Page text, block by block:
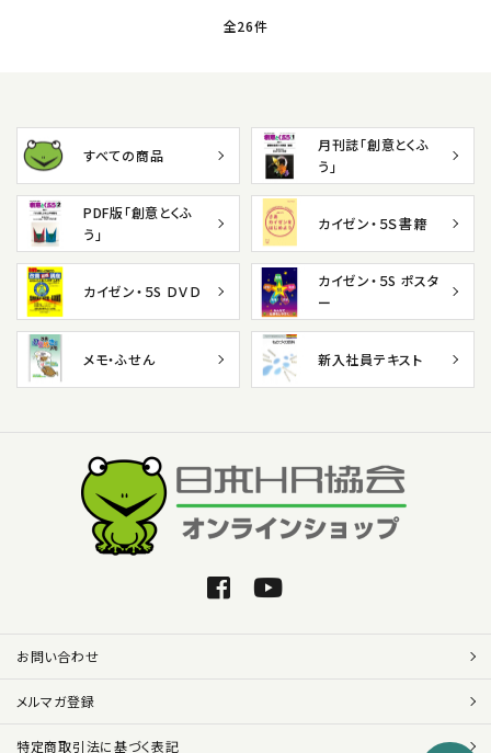
全26件
すべての商品
月刊誌「創意とくふ
う」
PDF版「創意とくふ
う」
カイゼン・５Ｓ書籍
カイゼン・５S ＤＶＤ
カイゼン・５S ポスタ
ー
メモ・ふせん 新入社員テキスト
お問い合わせ
メルマガ登録
特定商取引法に基づく表記